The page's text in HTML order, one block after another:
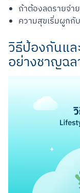
ถ้าต้องลดรายจ่า
ความสุขเริ่มผูกกั
วิธีป้องกันแ
อย่างชาญฉ